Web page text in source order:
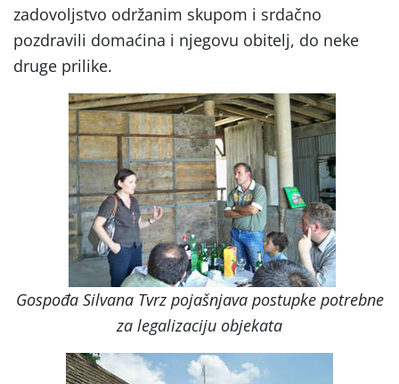
zadovoljstvo održanim skupom i srdačno
pozdravili domaćina i njegovu obitelj, do neke
druge prilike.
Gospođa Silvana Tvrz pojašnjava postupke potrebne
za legalizaciju objekata